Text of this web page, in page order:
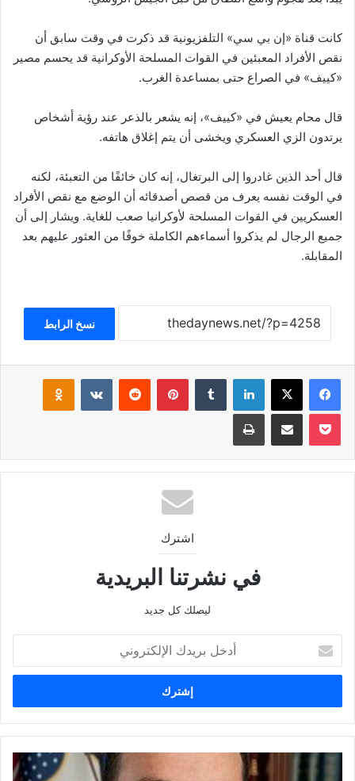
كانت قناة «إن بي سي» التلفزيونية قد ذكرت في وقت سابق أن
نقص الأفراد المعبئين في القوات المسلحة الأوكرانية قد يحسم مصير
«كييف» في الصراع حتى بمساعدة الغرب.
قال محام يعيش في «كييف»، إنه يشعر بالذعر عند رؤية أشخاص
يرتدون الزي العسكري ويخشى أن يتم إغلاق هاتفه.
قال أحد الذين غادروا إلى البرتغال، إنه كان خائفًا من التعبئة، لكنه
في الوقت نفسه يعرف من قصص أصدقائه أن الوضع مع نقص الأفراد
العسكريين في القوات المسلحة لأوكرانيا صعب للغاية. ويشار إلى أن
جميع الرجال لم يذكروا أسماءهم الكاملة خوفًا من العثور عليهم بعد
المقابلة.
نسخ الرابط
فيسبوك ‫X لينكدإن بينتيريست
‫Pocket مشاركة عبر البريد طباعة
اشترك
في نشرتنا البريدية
ليصلك كل جديد
بريدك
الإلكتروني
السيناتور